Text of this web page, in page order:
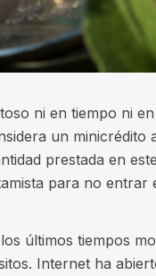
ni en tiempo ni
un minicrédito
prestada en
para no entrar
últimos tiempos
Internet ha